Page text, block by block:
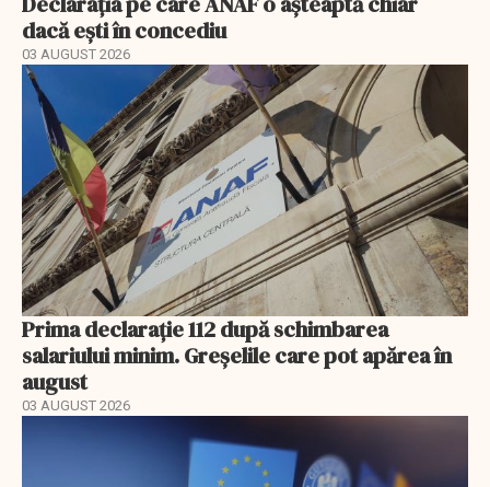
dacă ești în concediu
03 AUGUST 2026
Prima declarație 112 după schimbarea
salariului minim. Greșelile care pot apărea în
august
03 AUGUST 2026